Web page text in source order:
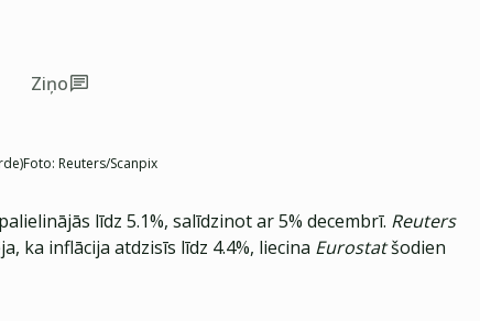
Ziņo
Foto: Reuters/Scanpix
līdz 5.1%, salīdzinot ar 5% decembrī. Reuters
ka inflācija atdzisīs līdz 4.4%, liecina Eurostatšodien